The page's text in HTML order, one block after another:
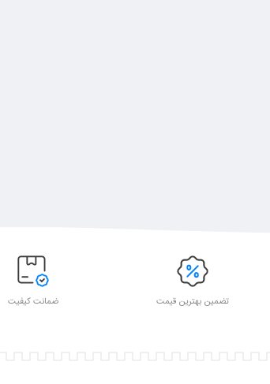
تضمین بهترین قیمت ضمانت کیفیت